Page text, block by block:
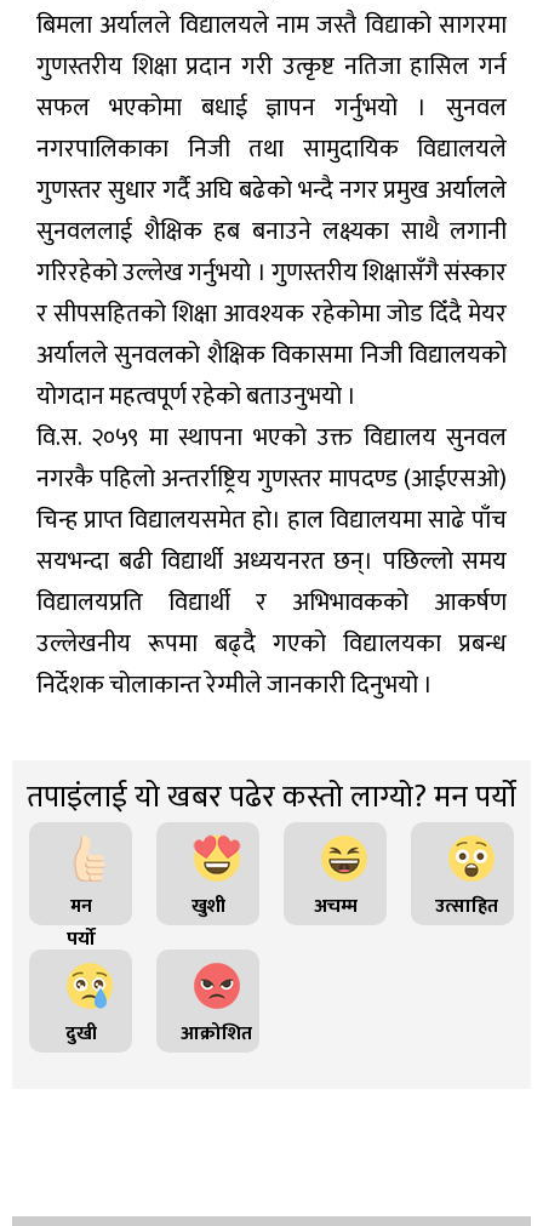
बिमला अर्यालले विद्यालयले नाम जस्तै विद्याको सागरमा
गुणस्तरीय शिक्षा प्रदान गरी उत्कृष्ट नतिजा हासिल गर्न
सफल भएकोमा बधाई ज्ञापन गर्नुभयो । सुनवल
नगरपालिकाका निजी तथा सामुदायिक विद्यालयले
गुणस्तर सुधार गर्दै अघि बढेको भन्दै नगर प्रमुख अर्यालले
सुनवललाई शैक्षिक हब बनाउने लक्ष्यका साथै लगानी
गरिरहेको उल्लेख गर्नुभयो । गुणस्तरीय शिक्षासँगै संस्कार
र सीपसहितको शिक्षा आवश्यक रहेकोमा जोड दिँदै मेयर
अर्यालले सुनवलको शैक्षिक विकासमा निजी विद्यालयको
योगदान महत्वपूर्ण रहेको बताउनुभयो ।
वि.स. २०५९ मा स्थापना भएको उक्त विद्यालय सुनवल
नगरकै पहिलो अन्तर्राष्ट्रिय गुणस्तर मापदण्ड (आईएसओ)
चिन्ह प्राप्त विद्यालयसमेत हो। हाल विद्यालयमा साढे पाँच
सयभन्दा बढी विद्यार्थी अध्ययनरत छन्। पछिल्लो समय
विद्यालयप्रति विद्यार्थी र अभिभावकको आकर्षण
उल्लेखनीय रूपमा बढ्दै गएको विद्यालयका प्रबन्ध
निर्देशक चोलाकान्त रेग्मीले जानकारी दिनुभयो ।
तपाइंलाई यो खबर पढेर कस्तो लाग्यो? मन पर्यो
मन
पर्यो
खुशी अचम्म उत्साहित
दुखी आक्रोशित